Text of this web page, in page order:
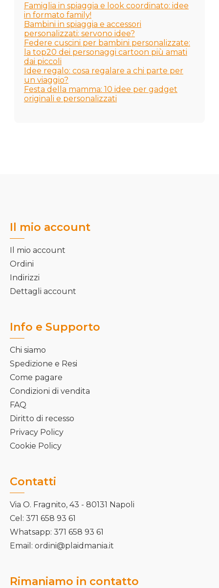
Famiglia in spiaggia e look coordinato: idee
in formato family!
Bambini in spiaggia e accessori
personalizzati: servono idee?
Federe cuscini per bambini personalizzate:
la top20 dei personaggi cartoon più amati
dai piccoli
Idee regalo: cosa regalare a chi parte per
un viaggio?
Festa della mamma: 10 idee per gadget
originali e personalizzati
Il mio account
Il mio account
Ordini
Indirizzi
Dettagli account
Info e Supporto
Chi siamo
Spedizione e Resi
Come pagare
Condizioni di vendita
FAQ
Diritto di recesso
Privacy Policy
Cookie Policy
Contatti
Via O. Fragnito, 43 - 80131 Napoli
Cel: 371 658 93 61
Whatsapp: 371 658 93 61
Email: ordini@plaidmania.it
Rimaniamo in contatto